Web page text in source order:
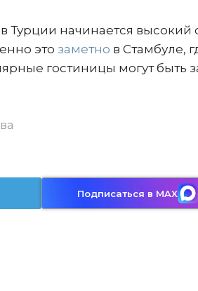
Турции начинается высокий
это заметно в Стамбуле,
гостиницы могут быть
Подписаться в MAX